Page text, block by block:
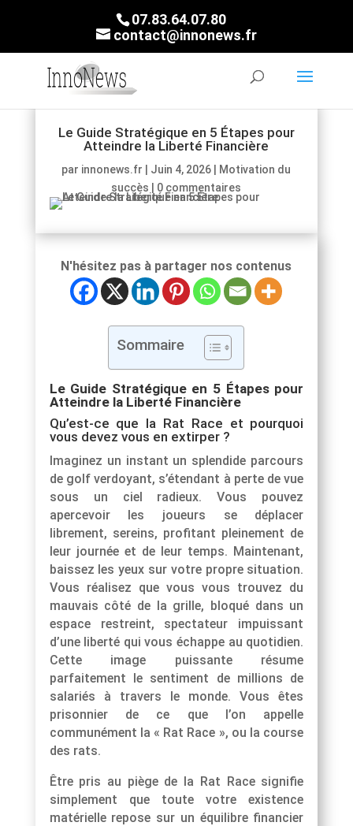
07.83.64.07.80
contact@innonews.fr
Le Guide Stratégique en 5 Étapes pour
Atteindre la Liberté Financière
par innonews.fr Juin 4, 2026
Motivation du
succès
0 commentaires
N'hésitez pas à partager nos contenus
Sommaire
Le Guide Stratégique en 5 Étapes pour
Atteindre la Liberté Financière
Qu’est-ce que la Rat Race et pourquoi
vous devez vous en extirper ?
Imaginez un instant un splendide parcours
de golf verdoyant, s’étendant à perte de vue
sous un ciel radieux. Vous pouvez
apercevoir les joueurs se déplacer
librement, sereins, profitant pleinement de
leur journée et de leur temps. Maintenant,
baissez les yeux sur votre propre situation.
Vous réalisez que vous vous trouvez du
mauvais côté de la grille, bloqué dans un
espace restreint, spectateur impuissant
d’une liberté qui vous échappe au quotidien.
Cette image puissante résume
parfaitement le sentiment de millions de
salariés à travers le monde. Vous êtes
prisonnier de ce que l’on appelle
communément la « Rat Race », ou la course
des rats.
Être pris au piège de la Rat Race signifie
simplement que toute votre existence
matérielle repose sur un équilibre financier